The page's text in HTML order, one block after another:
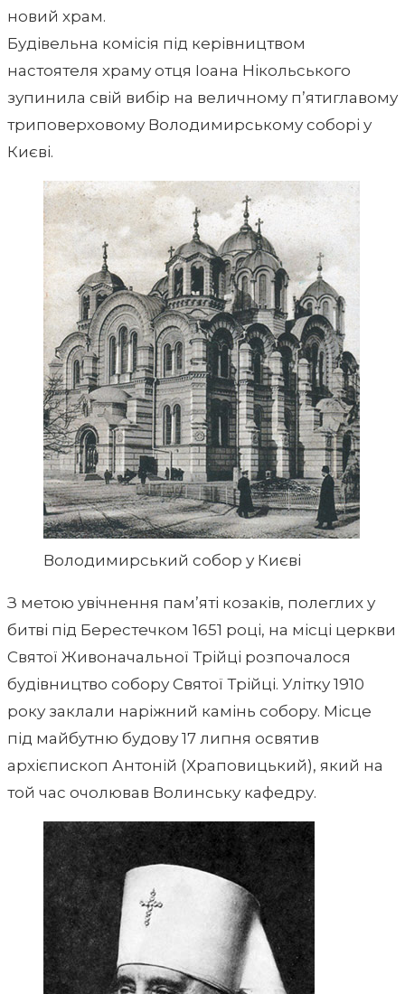
новий храм.
Будівельна комісія під керівництвом
настоятеля храму отця Іоана Нікольського
зупинила свій вибір на величному п’ятиглавому
триповерховому Володимирському соборі у
Києві.
Володимирський собор у Києві
З метою увічнення пам’яті козаків, полеглих у
битві під Берестечком 1651 році, на місці церкви
Святої Живоначальної Трійці розпочалося
будівництво собору Святої Трійці. Улітку 1910
року заклали наріжний камінь собору. Місце
під майбутню будову 17 липня освятив
архієпископ Антоній (Храповицький), який на
той час очолював Волинську кафедру.